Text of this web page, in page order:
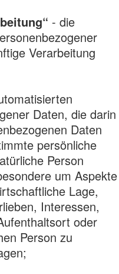
- die
Verarbeitung
Daten, die darin
Daten
persönliche
Person
um Aspekte
Lage,
Interessen,
oder
Person zu